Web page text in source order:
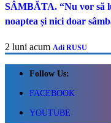
SÂMBĂTA. “Nu vor să
noaptea și nici doar
2 luni acum Adi RUSU
Follow Us:
FACEBOOK
YOUTUBE